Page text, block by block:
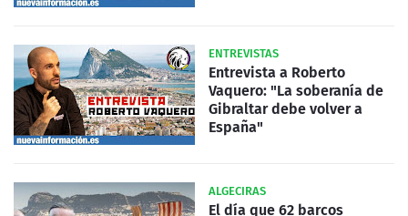
ENTREVISTAS
Entrevista a Roberto
Vaquero: "La soberanía de
Gibraltar debe volver a
España"
ALGECIRAS
El día que 62 barcos